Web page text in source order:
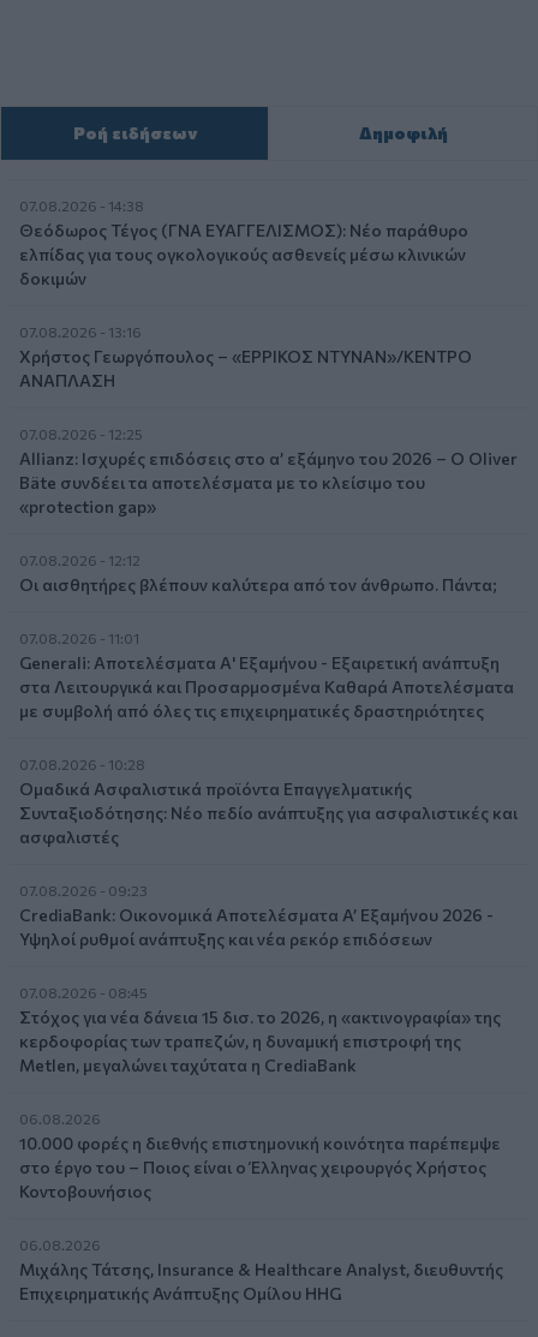
Ροή ειδήσεων Δημοφιλή
07.08.2026 - 14:38
Θεόδωρος Τέγος (ΓΝΑ ΕΥΑΓΓΕΛΙΣΜΟΣ): Νέο παράθυρο
ελπίδας για τους ογκολογικούς ασθενείς μέσω κλινικών
δοκιμών
07.08.2026 - 13:16
Χρήστος Γεωργόπουλος – «ΕΡΡΙΚΟΣ ΝΤΥΝΑΝ»/ΚΕΝΤΡΟ
ΑΝΑΠΛΑΣΗ
07.08.2026 - 12:25
Allianz: Ισχυρές επιδόσεις στο α’ εξάμηνο του 2026 – Ο Oliver
Bäte συνδέει τα αποτελέσματα με το κλείσιμο του
«protection gap»
07.08.2026 - 12:12
Οι αισθητήρες βλέπουν καλύτερα από τον άνθρωπο. Πάντα;
07.08.2026 - 11:01
Generali: Αποτελέσματα Α' Εξαμήνου - Εξαιρετική ανάπτυξη
στα Λειτουργικά και Προσαρμοσμένα Καθαρά Αποτελέσματα
με συμβολή από όλες τις επιχειρηματικές δραστηριότητες
07.08.2026 - 10:28
Ομαδικά Ασφαλιστικά προϊόντα Επαγγελματικής
Συνταξιοδότησης: Νέο πεδίο ανάπτυξης για ασφαλιστικές και
ασφαλιστές
07.08.2026 - 09:23
CrediaBank: Οικονομικά Αποτελέσματα A’ Εξαμήνου 2026 -
Υψηλοί ρυθμοί ανάπτυξης και νέα ρεκόρ επιδόσεων
07.08.2026 - 08:45
Στόχος για νέα δάνεια 15 δισ. το 2026, η «ακτινογραφία» της
κερδοφορίας των τραπεζών, η δυναμική επιστροφή της
Metlen, μεγαλώνει ταχύτατα η CrediaBank
06.08.2026
10.000 φορές η διεθνής επιστημονική κοινότητα παρέπεμψε
στο έργο του – Ποιος είναι ο Έλληνας χειρουργός Χρήστος
Κοντοβουνήσιος
06.08.2026
Μιχάλης Τάτσης, Insurance & Healthcare Analyst, διευθυντής
Επιχειρηματικής Ανάπτυξης Ομίλου HHG